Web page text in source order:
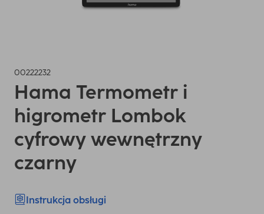
00222232
Hama Termometr i
higrometr Lombok
cyfrowy wewnętrzny
czarny
Instrukcja obsługi